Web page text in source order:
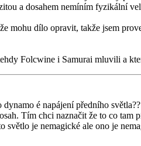
a dosahem nemíním fyzikální
mohu dílo opravit, takže jsem
Folcwine i Samurai mluvili a
é napájení předního
Tím chci naznačit že to co
je nemagické ale ono je